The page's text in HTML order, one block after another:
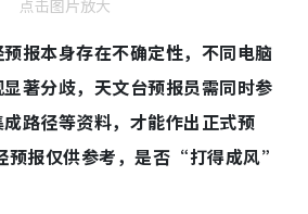
点击图片放大
报本身存在不确定性，不同电脑
著分歧，天文台预报员需同时参
路径等资料，才能作出正式预
预报仅供参考，是否“打得成风”